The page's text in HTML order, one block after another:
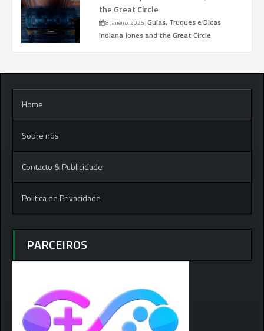
the Great Circle
8 Janeiro, 2025|Guias, Truques e Dicas
Indiana Jones and the Great Circle
Home
Sobre nós
Contacto & Publicidade
Politica de Privacidade
PARCEIROS